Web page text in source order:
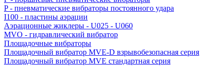
P - пневматические вибраторы постоянного удара
I100 - пластины аэрации
Аэрационные жиклеры - U025 - U060
MVO - гидравлический вибратор
Площадочные вибраторы
Площадочный вибратор MVE-D взрывобезопасная серия
Площадочный вибратор MVE стандартная серия